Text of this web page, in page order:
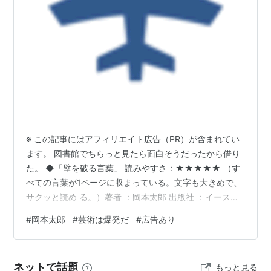
t/list13.html
太陽の塔など沢山の作品、マクセルCM「
」という台詞などが有名。
1996年（平成8年）1月7日、急性呼吸不全のため死去。
関連キーワード
太陽の塔
明日の神話
リスト::芸術家
著作一覧
※ この記事にはアフィリエイト広告（PR）が含まれてい
ます。 図書館でちらっと見たら面白そうだったから借り
た。 ◆「壁を破る言葉」 読みやすさ：★★★★★ （す
べての言葉が1ページに収まっている。文字も大きめで、
サクッと読め る。）著者 ：岡本太郎 出版社 ：イース
| Amazon 【どんな本？】 ひとことでいえば、「岡本太
郎の人生観の一部に触れる本」とある少年誌のマンガで
#岡本太郎 #芸術は爆発だ #広告あり
ネットで話題 もっと見る